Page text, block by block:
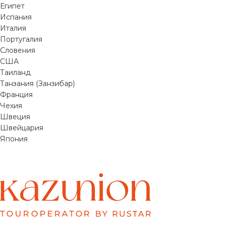
Египет
Испания
Италия
Португалия
Словения
США
Таиланд
Танзания (Занзибар)
Франция
Чехия
Швеция
Швейцария
Япония